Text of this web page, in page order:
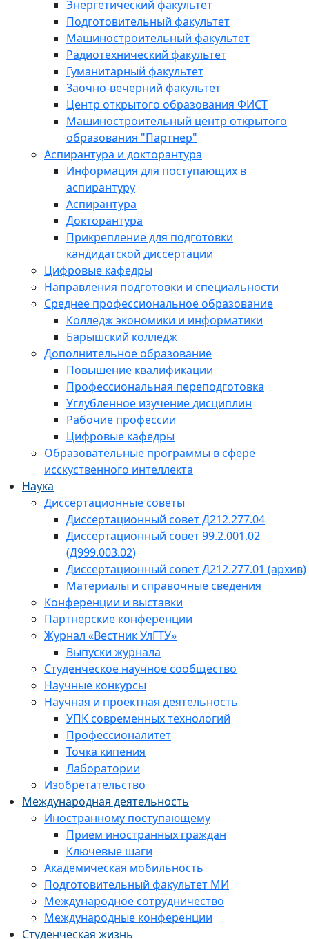
Энергетический факультет
Подготовительный факультет
Машиностроительный факультет
Радиотехнический факультет
Гуманитарный факультет
Заочно-вечерний факультет
Центр открытого образования ФИСТ
Машиностроительный центр открытого
образования "Партнер"
Аспирантура и докторантура
Информация для поступающих в
аспирантуру
Аспирантура
Докторантура
Прикрепление для подготовки
кандидатской диссертации
Цифровые кафедры
Направления подготовки и специальности
Среднее профессиональное образование
Колледж экономики и информатики
Барышский колледж
Дополнительное образование
Повышение квалификации
Профессиональная переподготовка
Углубленное изучение дисциплин
Рабочие профессии
Цифровые кафедры
Образовательные программы в сфере
исскуственного интеллекта
Наука
Диссертационные советы
Диссертационный совет Д212.277.04
Диссертационный совет 99.2.001.02
(Д999.003.02)
Диссертационный совет Д212.277.01 (архив)
Материалы и справочные сведения
Конференции и выставки
Партнёрские конференции
Журнал «Вестник УлГТУ»
Выпуски журнала
Студенческое научное сообщество
Научные конкурсы
Научная и проектная деятельность
УПК современных технологий
Профессионалитет
Точка кипения
Лаборатории
Изобретательство
Международная деятельность
Иностранному поступающему
Прием иностранных граждан
Ключевые шаги
Академическая мобильность
Подготовительный факультет МИ
Международное сотрудничество
Международные конференции
Студенческая жизнь